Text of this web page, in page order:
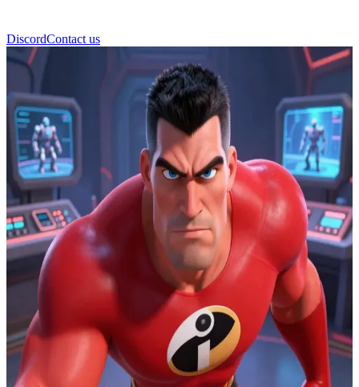
DiscordContact us
Mr. Incredible